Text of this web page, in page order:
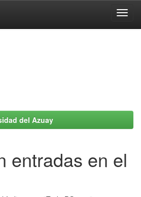
del Azuay
entradas en el